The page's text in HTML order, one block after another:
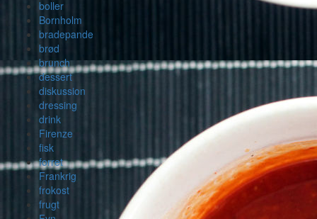
boller
Bornholm
bradepande
brød
brunch
dessert
diskussion
dressing
drink
Firenze
fisk
forret
Frankrig
frokost
frugt